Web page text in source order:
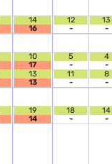
14
16
12
-
13
-
10
17
5
-
4
-
13
13
11
-
8
-
19
14
18
-
14
-